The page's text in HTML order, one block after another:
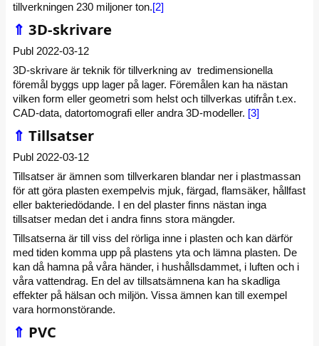
tillverkningen 230 miljoner ton.[2]
⇑ 3D-skrivare
Publ 2022-03-12
3D-skrivare är teknik för tillverkning av tredimensionella
föremål byggs upp lager på lager. Föremålen kan ha nästan
vilken form eller geometri som helst och tillverkas utifrån t.ex.
CAD-data, datortomografi eller andra 3D-modeller. [3]
⇑ Tillsatser
Publ 2022-03-12
Tillsatser är ämnen som tillverkaren blandar ner i plastmassan
för att göra plasten exempelvis mjuk, färgad, flamsäker, hållfast
eller bakteriedödande. I en del plaster finns nästan inga
tillsatser medan det i andra finns stora mängder.
Tillsatserna är till viss del rörliga inne i plasten och kan därför
med tiden komma upp på plastens yta och lämna plasten. De
kan då hamna på våra händer, i hushållsdammet, i luften och i
våra vattendrag. En del av tillsatsämnena kan ha skadliga
effekter på hälsan och miljön. Vissa ämnen kan till exempel
vara hormonstörande.
⇑ PVC